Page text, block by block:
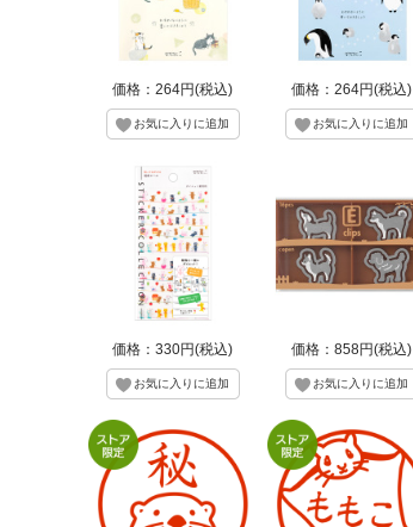
価格：264円(税込) 価格：264円(税込)
価格：330円(税込) 価格：858円(税込)